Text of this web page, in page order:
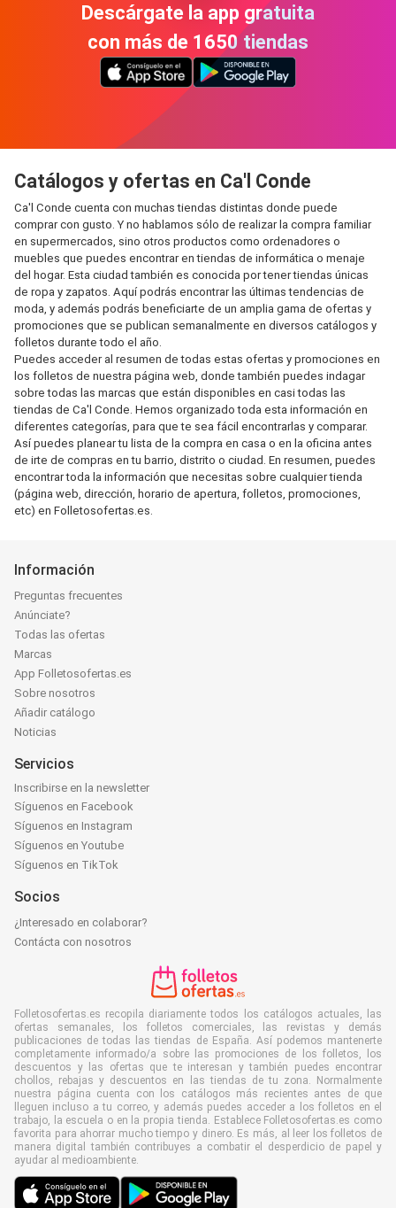
Descárgate la app gratuita
con más de 1650 tiendas
Catálogos y ofertas en Ca'l Conde
Ca'l Conde cuenta con muchas tiendas distintas donde puede
comprar con gusto. Y no hablamos sólo de realizar la compra familiar
en supermercados, sino otros productos como ordenadores o
muebles que puedes encontrar en tiendas de informática o menaje
del hogar. Esta ciudad también es conocida por tener tiendas únicas
de ropa y zapatos. Aquí podrás encontrar las últimas tendencias de
moda, y además podrás beneficiarte de un amplia gama de ofertas y
promociones que se publican semanalmente en diversos catálogos y
folletos durante todo el año.
Puedes acceder al resumen de todas estas ofertas y promociones en
los folletos de nuestra página web, donde también puedes indagar
sobre todas las marcas que están disponibles en casi todas las
tiendas de Ca'l Conde. Hemos organizado toda esta información en
diferentes categorías, para que te sea fácil encontrarlas y comparar.
Así puedes planear tu lista de la compra en casa o en la oficina antes
de irte de compras en tu barrio, distrito o ciudad. En resumen, puedes
encontrar toda la información que necesitas sobre cualquier tienda
(página web, dirección, horario de apertura, folletos, promociones,
etc) en Folletosofertas.es.
Información
Preguntas frecuentes
Anúnciate?
Todas las ofertas
Marcas
App Folletosofertas.es
Sobre nosotros
Añadir catálogo
Noticias
Servicios
Inscribirse en la newsletter
Síguenos en Facebook
Síguenos en Instagram
Síguenos en Youtube
Síguenos en TikTok
Socios
¿Interesado en colaborar?
Contácta con nosotros
Folletosofertas.es recopila diariamente todos los catálogos actuales, las
ofertas semanales, los folletos comerciales, las revistas y demás
publicaciones de todas las tiendas de España. Así podemos mantenerte
completamente informado/a sobre las promociones de los folletos, los
descuentos y las ofertas que te interesan y también puedes encontrar
chollos, rebajas y descuentos en las tiendas de tu zona. Normalmente
nuestra página cuenta con los catálogos más recientes antes de que
lleguen incluso a tu correo, y además puedes acceder a los folletos en el
trabajo, la escuela o en la propia tienda. Establece Folletosofertas.es como
favorita para ahorrar mucho tiempo y dinero. Es más, al leer los folletos de
manera digital también contribuyes a combatir el desperdicio de papel y
ayudar al medioambiente.